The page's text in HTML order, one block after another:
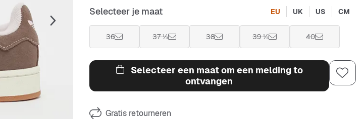
Selecteer je maat EU UK US CM
36 37 ⅓ 38 39 ⅓ 40
Selecteer een maat om een melding to
ontvangen
Gratis retourneren